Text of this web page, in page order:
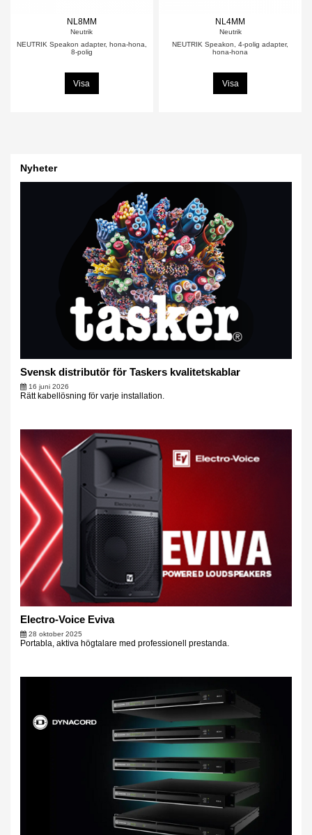
NL8MM
Neutrik
NEUTRIK Speakon adapter, hona-hona,
8-polig
Visa
NL4MM
Neutrik
NEUTRIK Speakon, 4-polig adapter,
hona-hona
Visa
Nyheter
Svensk distributör för Taskers kvalitetskablar
16 juni 2026
Rätt kabellösning för varje installation.
Electro-Voice Eviva
28 oktober 2025
Portabla, aktiva högtalare med professionell prestanda.